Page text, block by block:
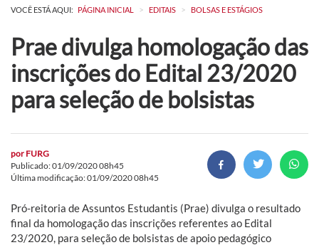
VOCÊ ESTÁ AQUI: PÁGINA INICIAL > EDITAIS > BOLSAS E ESTÁGIOS
Prae divulga homologação das
inscrições do Edital 23/2020
para seleção de bolsistas
por FURG
Publicado: 01/09/2020 08h45
Última modificação: 01/09/2020 08h45
Pró-reitoria de Assuntos Estudantis (Prae) divulga o resultado
final da homologação das inscrições referentes ao Edital
23/2020, para seleção de bolsistas de apoio pedagógico